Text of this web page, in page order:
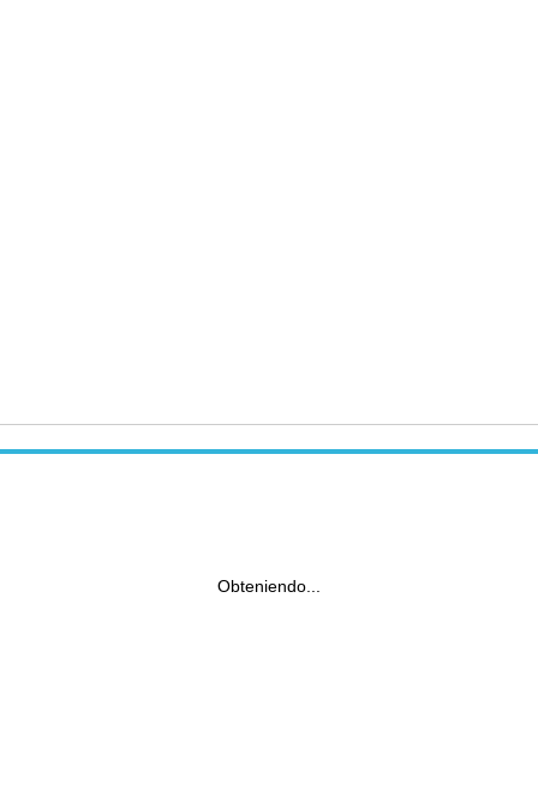
Obteniendo...